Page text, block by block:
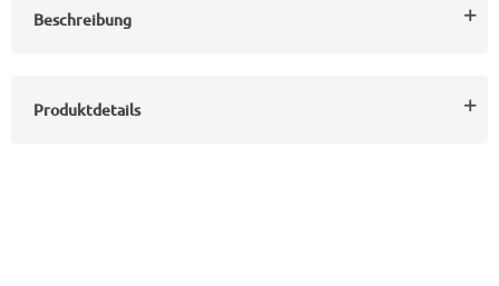
Beschreibung
Produktdetails